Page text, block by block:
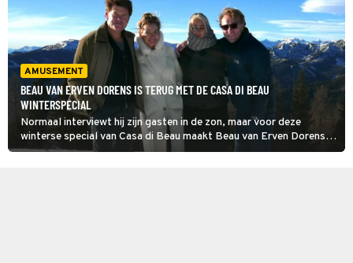
AMUSEMENT
BEAU VAN ERVEN DORENS IS TERUG MET DE CASA DI BEAU
WINTERSPECIAL
Normaal interviewt hij zijn gasten in de zon, maar voor deze
winterse special van Casa di Beau maakt Beau van Erven Dorens
graag een uitzondering.